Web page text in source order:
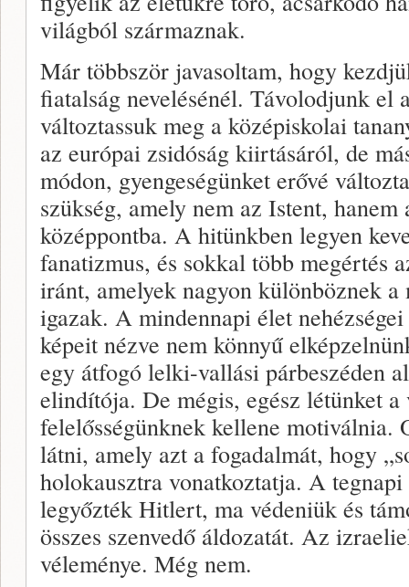
világból származnak.
Már többször javasoltam, hogy
fiatalság nevelésénél. Távolodjunk el
változtassuk meg a középiskolai
az európai zsidóság kiirtásáról, de
módon, gyengeségünket erővé
szükség, amely nem az Istent,
középpontba. A hitünkben legyen
fanatizmus, és sokkal több megértés
iránt, amelyek nagyon különböznek
igazak. A mindennapi élet
képeit nézve nem könnyű
egy átfogó lelki-vallási párbeszéden
elindítója. De mégis, egész létünket
felelősségünknek kellene motiválnia.
látni, amely azt a fogadalmát, hogy
holokausztra vonatkoztatja. A
legyőzték Hitlert, ma védeniük és
összes szenvedő áldozatát. Az
véleménye. Még nem.